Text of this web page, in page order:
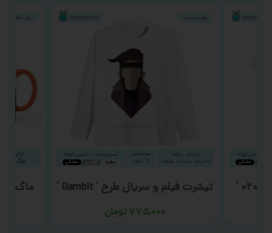
تیشرت فیلم و سریال طرح ‘ Gambit ‘
۷۷۵,۰۰۰ تومان
ماگ روز